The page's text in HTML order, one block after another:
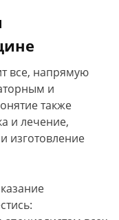
все, напрямую
и
также
и лечение,
изготовление